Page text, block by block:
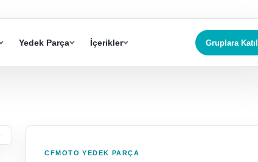
Yedek Parça İçerikler Gruplara Katıl
CFMOTO YEDEK PARÇA